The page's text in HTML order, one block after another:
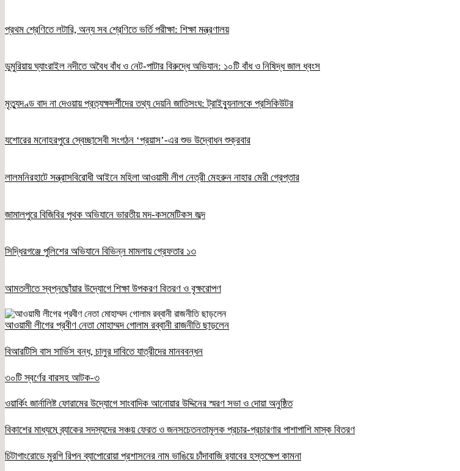
প্রথম শ্রেণিতে লটারি, অন্য সব শ্রেণিতে ভর্তি পরীক্ষা: শিক্ষা মন্ত্রণালয়
ডুমুরিয়ায় ঘ্যাংরাইল নদীতে অবৈধ বাঁধ ও নেট-পাটার বিরুদ্ধে অভিযান: ১০টি বাঁধ ও নিষিদ্ধ জাল ধ্বংস
মৃত্যুদণ্ড বাদ না দেওয়ায় প্রত্যক্ষদর্শীদের তথ্য দেয়নি জাতিসংঘ: ট্রাইব্যুনালকে প্রসিকিউটর
যশোরের মনোহরপুরে স্বেচ্ছাসেবী সংগঠন ‘প্রয়াস’-এর শুভ উদ্বোধন শুক্রবার
লালমনিরহাটে সন্ত্রাসবিরোধী আইনে মহিলা আওয়ামী লীগ নেত্রী মেহরুন নাহার মেরী গ্রেপ্তার
জামালপুরে বিজিবির পৃথক অভিযানে ভারতীয় মদ-কসমেটিকস জব্দ
সিদ্ধিরগঞ্জে পুলিশের অভিযানে বিভিন্ন মামলায় গ্রেফতার ১৩
আমতলীতে স্বপ্নছোঁয়ার উদ্যোগে শিক্ষা উপকরণ বিতরণ ও বৃক্ষরোপণ
আওয়ামী লীগের প্রবীণ নেতা মোহাম্মদ গোলাম রব্বানী রাজনীতি ছাড়লেন
বিআরটিসি বাস সার্ভিস বন্ধ, চালুর দাবিতে যাত্রীদের মানববন্ধন
৩০টি স্বর্ণের বারসহ আটক-৩
ওয়ার্কিং জার্নালিষ্ট ফোরামের উদ্যোগে সাংবাদিক আনোয়ার উদ্দিনের স্মরণ সভা ও দোয়া অনুষ্ঠিত
বিকাশের মাধ্যমে ব্র্যাকের সদস্যদের সঞ্চয় ফেরত ও জনসচেতনতামূলক প্রচার-প্রচারণার পাশাপাশি মাস্ক বিতরণ
চিটাগাংরোডে মুরগি রিপন ব্যাপোরোয়া প্রশাসনের নাম ভাঙিয়ে চাঁদাবাজি র‌্যাবের হস্তক্ষেপ কামনা